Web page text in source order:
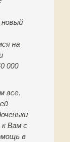
на
000
все,
Вам с
в